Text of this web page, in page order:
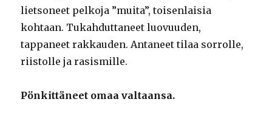
lietsoneet pelkoja ”muita”, toisenlaisia
kohtaan. Tukahduttaneet luovuuden,
tappaneet rakkauden. Antaneet tilaa sorrolle,
riistolle ja rasismille.
Pönkittäneet omaa valtaansa.